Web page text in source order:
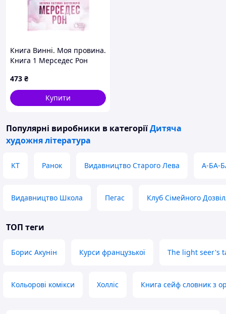
Книга Винні. Моя провина.
Книга 1 Мерседес Рон
473 ₴
Купити
Популярні виробники в категоріїДитяча
художня література
KT Ранок Видавництво Старого Лева А-БА-
Видавництво Школа Пегас Клуб Сімейного
ТОП теги
Борис Акунін Курси французької The light seer's
Кольорові комікси Холліс Книга сейф словник з